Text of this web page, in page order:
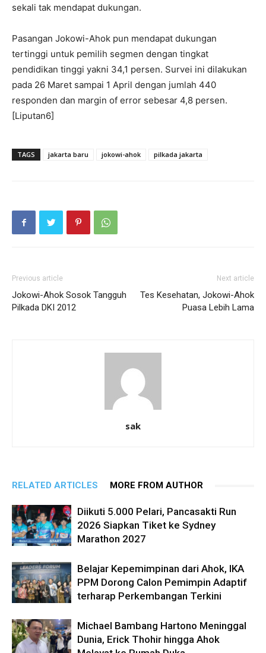
sekali tak mendapat dukungan.
Pasangan Jokowi-Ahok pun mendapat dukungan
tertinggi untuk pemilih segmen dengan tingkat
pendidikan tinggi yakni 34,1 persen. Survei ini dilakukan
pada 26 Maret sampai 1 April dengan jumlah 440
responden dan margin of error sebesar 4,8 persen.
[Liputan6]
TAGS jakarta baru jokowi-ahok pilkada jakarta
Previous article
Jokowi-Ahok Sosok Tangguh
Pilkada DKI 2012
Next article
Tes Kesehatan, Jokowi-Ahok
Puasa Lebih Lama
sak
RELATED ARTICLES MORE FROM AUTHOR
Diikuti 5.000 Pelari, Pancasakti Run
2026 Siapkan Tiket ke Sydney
Marathon 2027
Belajar Kepemimpinan dari Ahok, IKA
PPM Dorong Calon Pemimpin Adaptif
terharap Perkembangan Terkini
Michael Bambang Hartono Meninggal
Dunia, Erick Thohir hingga Ahok